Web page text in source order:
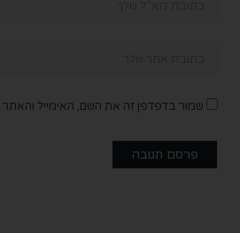
שמור בדפדפן זה את השם, האימייל